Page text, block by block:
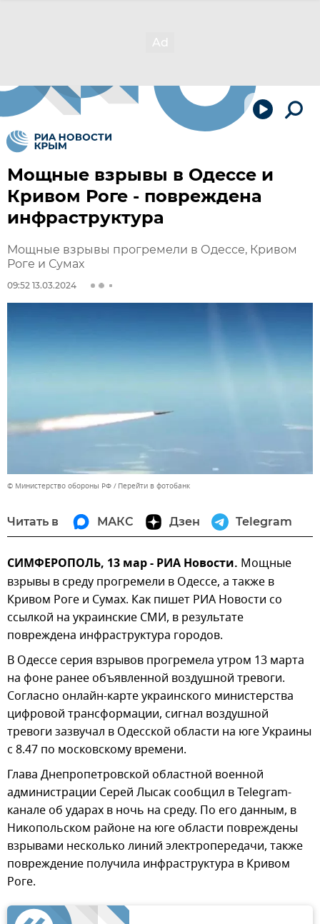
Мощные взрывы в Одессе и
Кривом Роге - повреждена
инфраструктура
Мощные взрывы прогремели в Одессе, Кривом
Роге и Сумах
09:52 13.03.2024
© Министерство обороны РФ Перейти в фотобанк
Читать в МАКС Дзен Telegram
СИМФЕРОПОЛЬ, 13 мар - РИА Новости. Мощные
взрывы в среду прогремели в Одессе, а также в
Кривом Роге и Сумах. Как пишет РИА Новости со
ссылкой на украинские СМИ, в результате
повреждена инфраструктура городов.
В Одессе серия взрывов прогремела утром 13 марта
на фоне ранее объявленной воздушной тревоги.
Согласно онлайн-карте украинского министерства
цифровой трансформации, сигнал воздушной
тревоги зазвучал в Одесской области на юге Украины
с 8.47 по московскому времени.
Глава Днепропетровской областной военной
администрации Серей Лысак сообщил в Telegram-
канале об ударах в ночь на среду. По его данным, в
Никопольском районе на юге области повреждены
взрывами несколько линий электропередачи, также
повреждение получила инфраструктура в Кривом
Роге.